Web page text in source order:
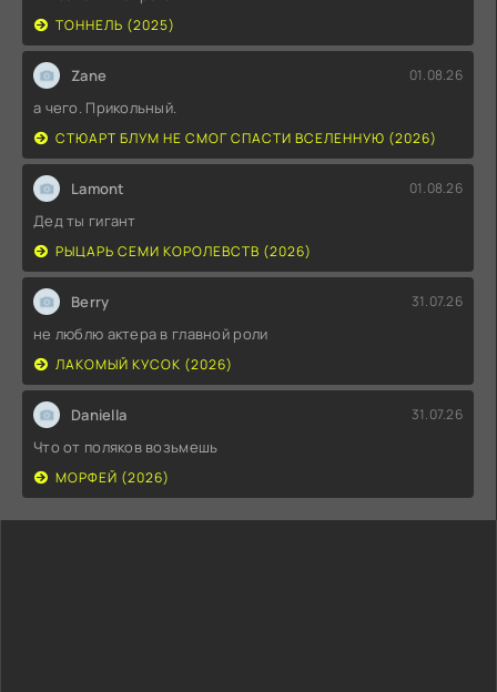
ТОННЕЛЬ (2025)
Zane 01.08.26
а чего. Прикольный.
СТЮАРТ БЛУМ НЕ СМОГ СПАСТИ ВСЕЛЕННУЮ (2026)
Lamont 01.08.26
Дед ты гигант
РЫЦАРЬ СЕМИ КОРОЛЕВСТВ (2026)
Berry 31.07.26
не люблю актера в главной роли
ЛАКОМЫЙ КУСОК (2026)
Daniella 31.07.26
Что от поляков возьмешь
МОРФЕЙ (2026)